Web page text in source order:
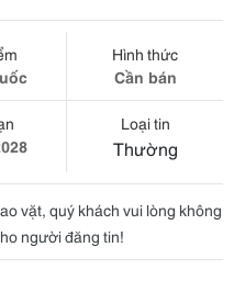
Hình thức
Cần bán
Loại tin
Thường
vặt, quý khách vui lòng không
người đăng tin!